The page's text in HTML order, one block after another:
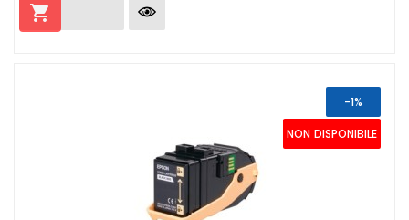

NON DISPONIBILE
-1%